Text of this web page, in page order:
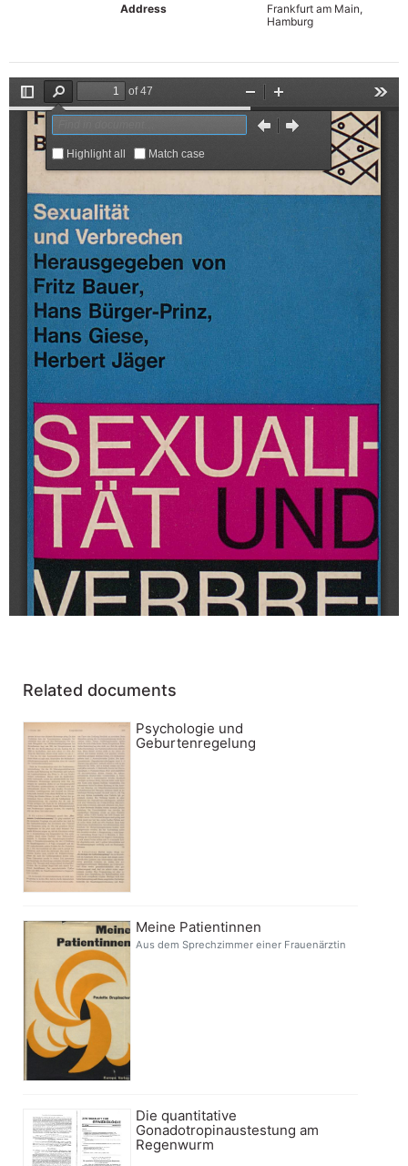
Address
Frankfurt am Main,
Hamburg
Related documents
Psychologie und
Geburtenregelung
Meine Patientinnen
Aus dem Sprechzimmer einer Frauenärztin
Die quantitative
Gonadotropinaustestung am
Regenwurm